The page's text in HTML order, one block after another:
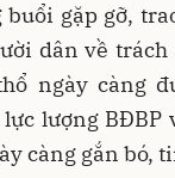
gặp gỡ,
dân về
ngày càng
lượng BĐBP
càng gắn bó,